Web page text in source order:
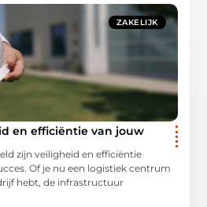
ZAKELIJK
en efficiëntie van jouw
zijn veiligheid en efficiëntie
Of je nu een logistiek centrum
hebt, de infrastructuur